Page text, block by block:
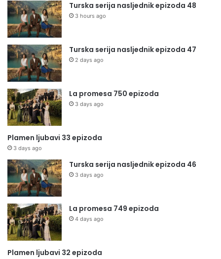
Turska serija nasljednik epizoda 48
3 hours ago
Turska serija nasljednik epizoda 47
2 days ago
La promesa 750 epizoda
3 days ago
Plamen ljubavi 33 epizoda
3 days ago
Turska serija nasljednik epizoda 46
3 days ago
La promesa 749 epizoda
4 days ago
Plamen ljubavi 32 epizoda